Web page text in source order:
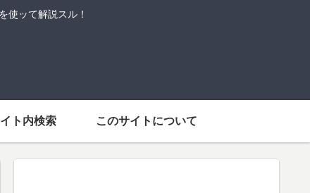
使ッて解説スル！
ト内検索 このサイトについて